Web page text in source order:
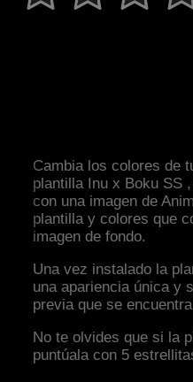
Cambia los colores de
plantilla Inu x Boku SS
con una imagen de
plantilla y colores que
imagen de fondo.
Una vez instalado la
una apariencia única y
previa que se
No te olvides que si la
puntúala con 5